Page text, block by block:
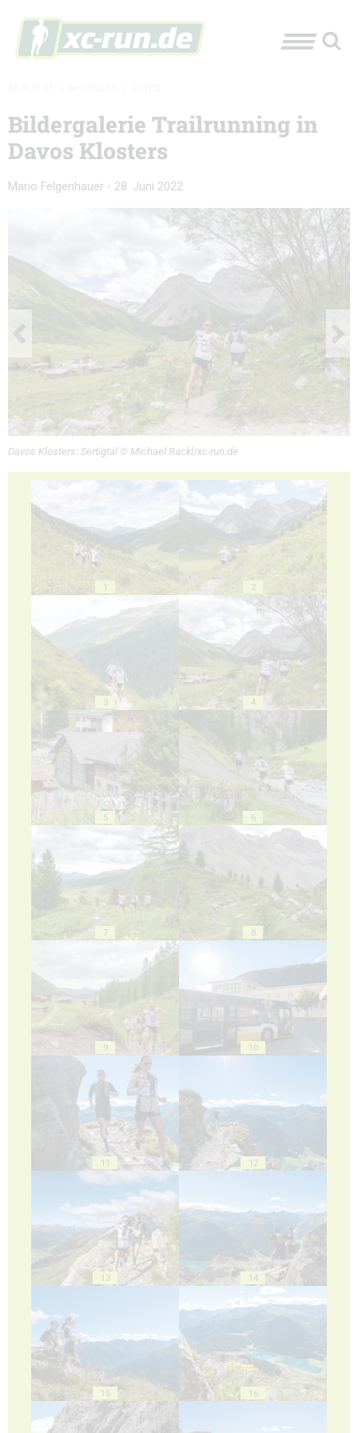
Bildergalerie Trailrunning in
Davos Klosters
Mario Felgenhauer - 28. Juni 2022
Davos Klosters: Sertigtal © Michael Rackl/xc-run.de
1 2
3 4
5 6
7 8
9 10
11 12
13 14
15 16